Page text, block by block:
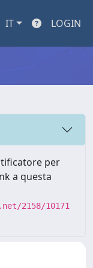
IT LOGIN
per
a questa
2158/10171